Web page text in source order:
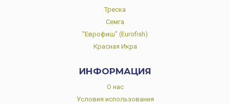
Треска
Семга
"Еврофиш" (Eurofish)
Красная Икра
ИНФОРМАЦИЯ
О нас
Условия использования